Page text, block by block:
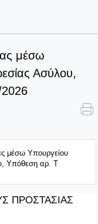
μέσω
Ασύλου,
μέσω Υπουργείου
Υπόθεση αρ. Τ
ΠΡΟΣΤΑΣΙΑΣ